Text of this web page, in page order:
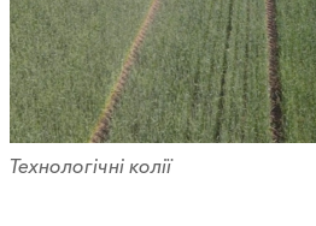
Технологічні колії